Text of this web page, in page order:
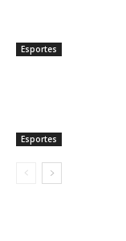
Esportes
Esportes